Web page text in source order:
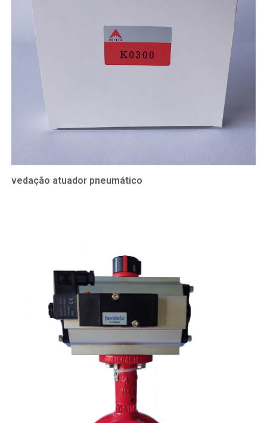
vedação atuador pneumático